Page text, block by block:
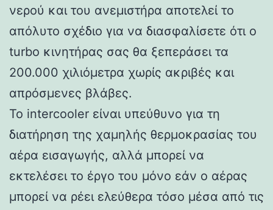
νερού και του ανεμιστήρα αποτελεί το
απόλυτο σχέδιο για να διασφαλίσετε ότι ο
turbo κινητήρας σας θα ξεπεράσει τα
200.000 χιλιόμετρα χωρίς ακριβές και
απρόσμενες βλάβες.
Το intercooler είναι υπεύθυνο για τη
διατήρηση της χαμηλής θερμοκρασίας του
αέρα εισαγωγής, αλλά μπορεί να
εκτελέσει το έργο του μόνο εάν ο αέρας
μπορεί να ρέει ελεύθερα τόσο μέσα από τις